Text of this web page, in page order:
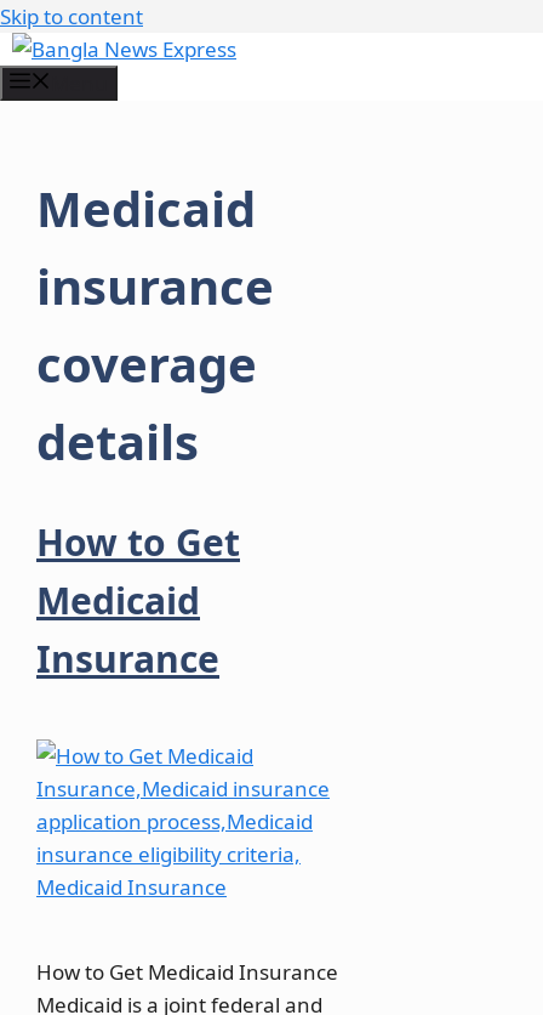
Skip to content
Medicaid
insurance
coverage
details
How to Get
Medicaid
Insurance
How to Get Medicaid Insurance
Medicaid is a joint federal and